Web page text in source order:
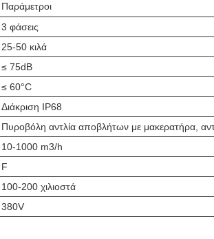
Παράμετροι
3 φάσεις
25-50 κιλά
≤ 75dB
≤ 60°C
Διάκριση IP68
Πυροβόλη αντλία αποβλήτων με μακερατήρα,
10-1000 m3/h
F
100-200 χιλιοστά
380V